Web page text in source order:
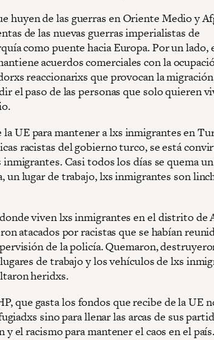
huyen de las guerras en Oriente Medio y
de las nuevas guerras imperialistas de
como puente hacia Europa. Por un lado,
acuerdos comerciales con la
reaccionarixs que provocan la
el paso de las personas que solo quieren
UE para mantener a lxs inmigrantes en
racistas del gobierno turco, se está
inmigrantes. Casi todos los días se quema
un lugar de trabajo, lxs inmigrantes son
viven lxs inmigrantes en el distrito de
atacados por racistas que se habían
de la policía. Quemaron,
lugares de trabajo y los vehículos de lxs
heridxs.
que gasta los fondos que recibe de la UE
sino para llenar las arcas de sus
el racismo para mantener el caos en el